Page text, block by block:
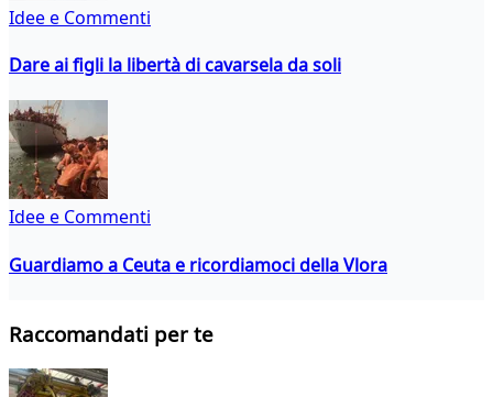
Idee e Commenti
Dare ai figli la libertà di cavarsela da soli
Idee e Commenti
Guardiamo a Ceuta e ricordiamoci della Vlora
Raccomandati per te